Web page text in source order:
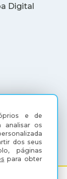
e de
analisar os
dos seus
páginas
para obter
Digital